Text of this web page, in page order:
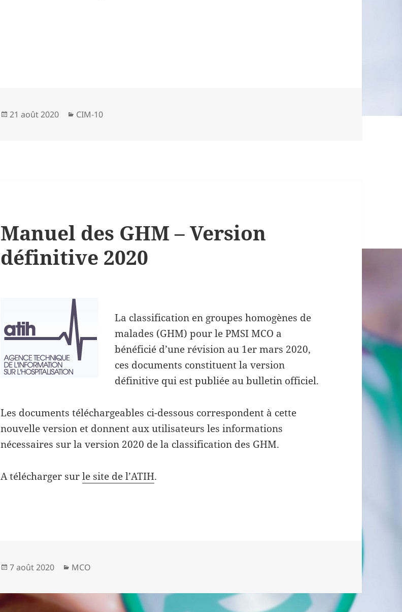
Publié
21 août 2020 Catégories
CIM-10
Manuel des GHM – Version
définitive 2020
La classification en groupes homogènes de
malades (GHM) pour le PMSI MCO a
bénéficié d’une révision au 1er mars 2020,
ces documents constituent la version
définitive qui est publiée au bulletin officiel.
Les documents téléchargeables ci-dessous correspondent à cette
nouvelle version et donnent aux utilisateurs les informations
nécessaires sur la version 2020 de la classification des GHM.
A télécharger surle site de l’ATIH.
Publié
7 août 2020 Catégories
MCO